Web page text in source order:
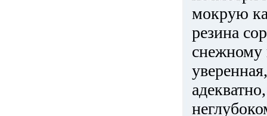
мокрую
резина
снежному